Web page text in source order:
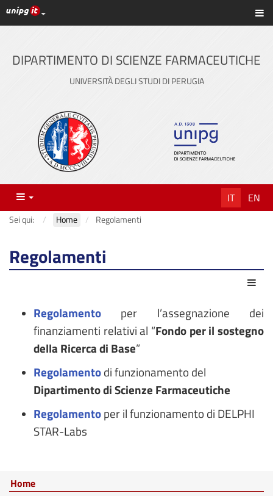
Vai
al
principale
Link ai principali servizi web di Ateneo
DIPARTIMENTO DI SCIENZE FARMACEUTICHE
UNIVERSITÀ DEGLI STUDI DI PERUGIA
Menu IT EN
Sei qui: Home Regolamenti
Regolamenti
Regolamento
per l’assegnazione dei
finanziamenti relativi al “Fondo per il sostegno
della Ricerca di Base”
Regolamentodi funzionamento del
Dipartimento di Scienze Farmaceutiche
Regolamentoper il funzionamento di DELPHI
STAR-Labs
Home